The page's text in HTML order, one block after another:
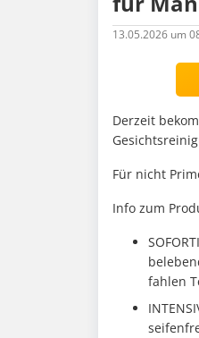
13.05.2026 um
Derzeit
Für nicht
Info zum
fahlen